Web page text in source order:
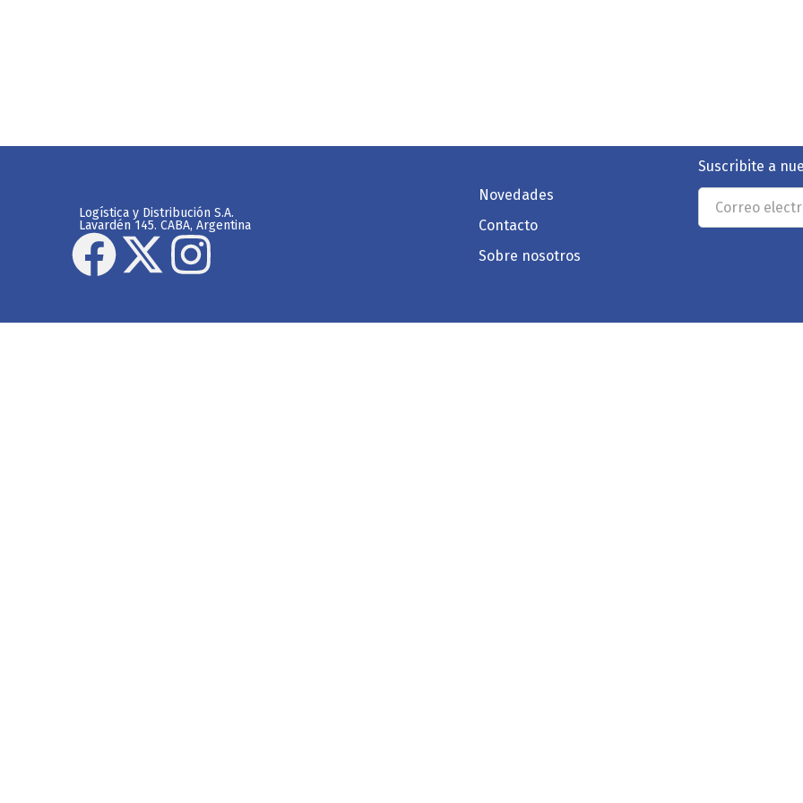
Logística y Distribución S.A.
Lavardén 145. CABA, Argentina
Novedades
Contacto
Sobre nosotros
Suscribite a